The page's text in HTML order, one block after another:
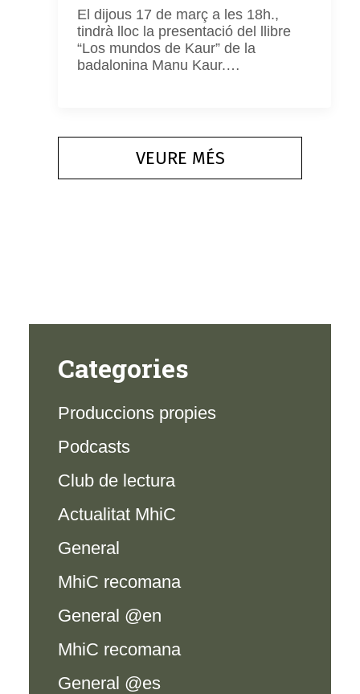
El dijous 17 de març a les 18h.,
tindrà lloc la presentació del llibre
“Los mundos de Kaur” de la
badalonina Manu Kaur.…
VEURE MÉS
Categories
Produccions propies
Podcasts
Club de lectura
Actualitat MhiC
General
MhiC recomana
General @en
MhiC recomana
General @es